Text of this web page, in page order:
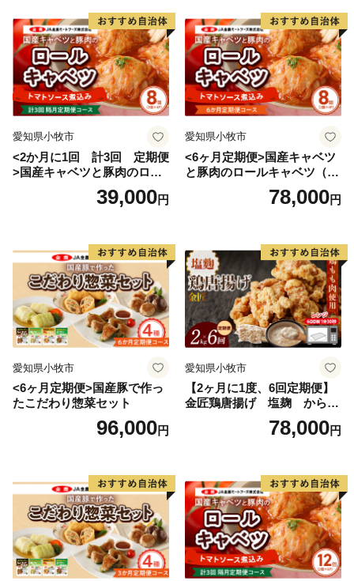
愛知県小牧市
<2か月に1回 計3回 定期便
>国産キャベツと豚肉のロー
ルキャベツ（4P入り）
39,000円
愛知県小牧市
<6ヶ月定期便>国産キャベツ
と豚肉のロールキャベツ（4P
78,000円
愛知県小牧市
<6ヶ月定期便>国産豚で作っ
たこだわり惣菜セット
96,000円
愛知県小牧市
【2ヶ月に1度、6回定期便】
金匠鶏唐揚げ 塩麹 からあ
78,000円